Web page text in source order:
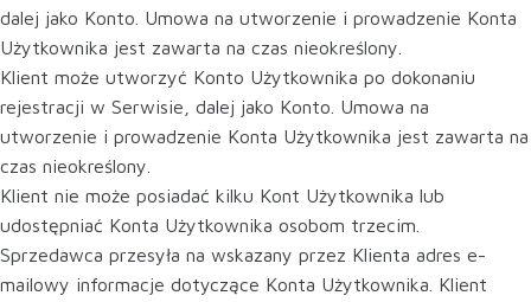
dalej jako Konto. Umowa na utworzenie i prowadzenie Konta
Użytkownika jest zawarta na czas nieokreślony.
Klient może utworzyć Konto Użytkownika po dokonaniu
rejestracji w Serwisie, dalej jako Konto. Umowa na
utworzenie i prowadzenie Konta Użytkownika jest zawarta na
czas nieokreślony.
Klient nie może posiadać kilku Kont Użytkownika lub
udostępniać Konta Użytkownika osobom trzecim.
Sprzedawca przesyła na wskazany przez Klienta adres e-
mailowy informacje dotyczące Konta Użytkownika. Klient